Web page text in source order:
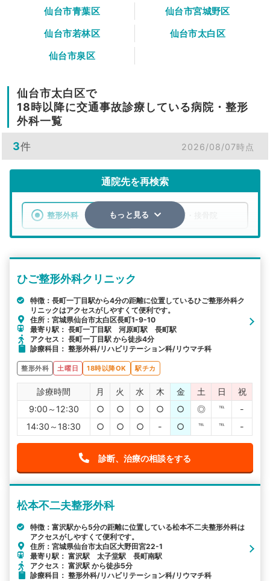
仙台市青葉区
仙台市宮城野区
仙台市若林区
仙台市太白区
仙台市泉区
仙台市太白区で
18時以降に交通事故診療している病院・整形
外科一覧
3件 2026/08/07時点
通院先を再検索
整形外科 整骨院・接骨院
検索する
詳細条件で絞り込む
その他の検索方法
もっと見る
ひご整形外科クリニック
特徴：長町一丁目駅から4分の距離に位置しているひご整形外科ク
リニックはアクセスがしやすくて便利です。
住所：宮城県仙台市太白区長町1-9-10
最寄り駅： 長町一丁目駅 河原町駅 長町駅
アクセス： 長町一丁目駅 から徒歩4分
診療科目： 整形外科/リハビリテーション科/リウマチ科
整形外科 土曜日 18時以降OK 駅チカ
診療時間 月 火 水 木 金 土 日
祝
9:00～12:30
○ ○ ○ ○ ○ ◎ ℡
-
14:30～18:30
○ ○ ○ - ○ ℡ ℡ -
診断、治療の相談をする
松本不二夫整形外科
特徴：富沢駅から5分の距離に位置している松本不二夫整形外科は
アクセスがしやすくて便利です。
住所：宮城県仙台市太白区大野田宮22-1
最寄り駅： 富沢駅 太子堂駅 長町南駅
アクセス： 富沢駅 から徒歩5分
診療科目： 整形外科/リハビリテーション科/リウマチ科